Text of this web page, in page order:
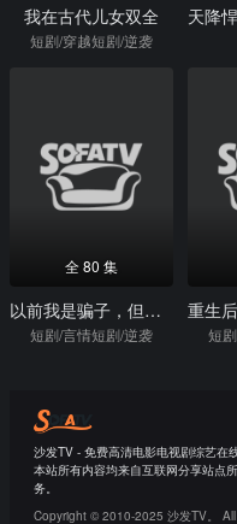
我在古代儿女双全
短剧/穿越短剧/逆袭
全 80 集
以前我是骗子，但现在叫我厨神
短剧/言情短剧/逆袭 短
沙发TV - 免费高清电影电视剧综艺在线
本站所有内容均来自互联网分享站点
务。
Copyright © 2010-2025 沙发TV。